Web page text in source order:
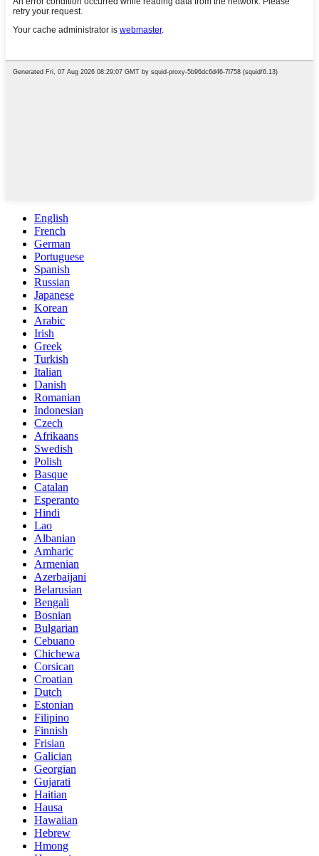
English
French
German
Portuguese
Spanish
Russian
Japanese
Korean
Arabic
Irish
Greek
Turkish
Italian
Danish
Romanian
Indonesian
Czech
Afrikaans
Swedish
Polish
Basque
Catalan
Esperanto
Hindi
Lao
Albanian
Amharic
Armenian
Azerbaijani
Belarusian
Bengali
Bosnian
Bulgarian
Cebuano
Chichewa
Corsican
Croatian
Dutch
Estonian
Filipino
Finnish
Frisian
Galician
Georgian
Gujarati
Haitian
Hausa
Hawaiian
Hebrew
Hmong